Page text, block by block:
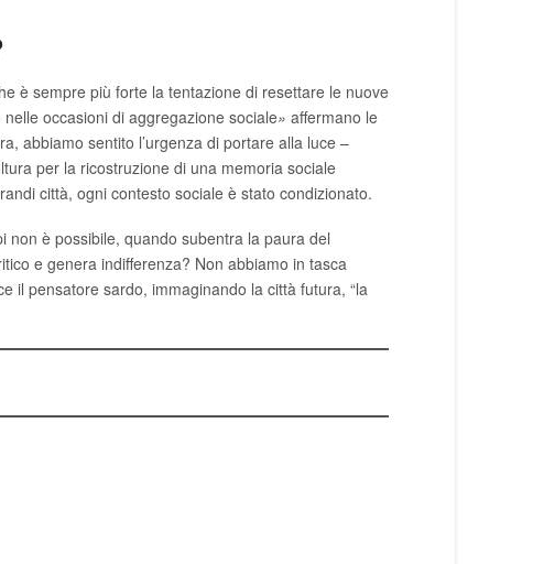
è sempre più forte la tentazione di resettare le nuove
occasioni di aggregazione sociale» affermano le
abbiamo sentito l’urgenza di portare alla luce –
per la ricostruzione di una memoria sociale
città, ogni contesto sociale è stato condizionato.
è possibile, quando subentra la paura del
e genera indifferenza? Non abbiamo in tasca
il pensatore sardo, immaginando la città futura, “la